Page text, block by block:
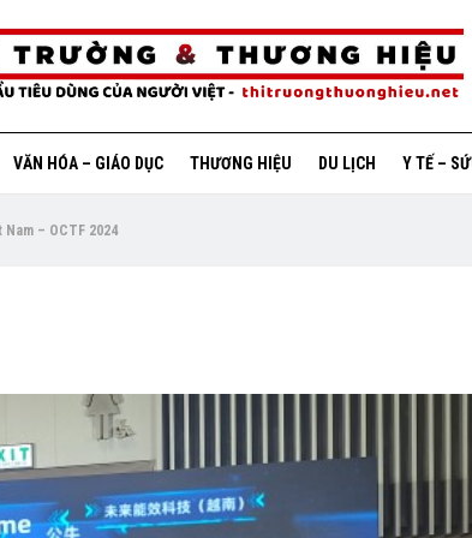
VĂN HÓA – GIÁO DỤC THƯƠNG HIỆU DU LỊCH Y TẾ –
– OCTF 2024